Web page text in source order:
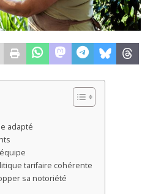
adapté
tarifaire cohérente
sa notoriété